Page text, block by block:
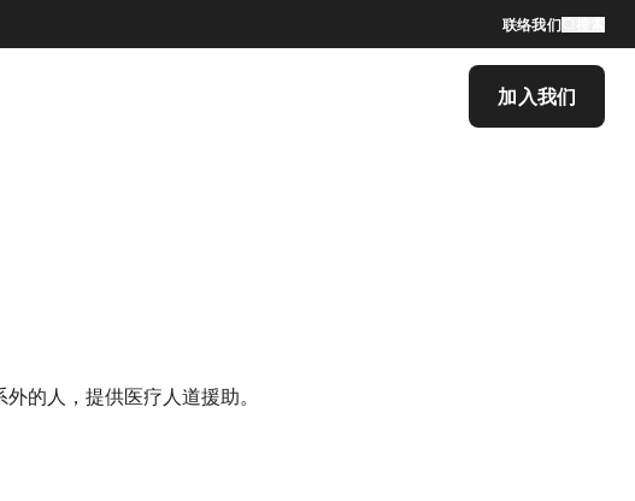
联络我们
加入我们
的人，提供医疗人道援助。